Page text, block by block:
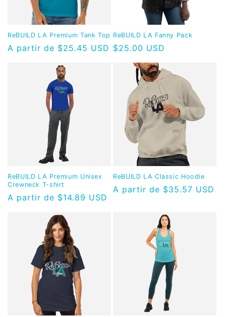
ReBUILD LA Premium Tank Top
Precio
A partir de $25.45 USD
ReBUILD LA Fanny Pack
Precio
$25.00 USD
ReBUILD LA Premium Unisex
Crewneck T-shirt
Precio
A partir de $14.89 USD
ReBUILD LA Classic Hoodie
Precio
A partir de $35.57 USD